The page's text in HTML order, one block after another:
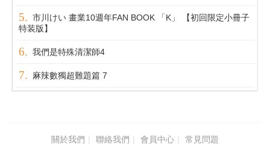
市川けい 畫業10週年FAN BOOK 「K」 【初回限定小冊子
特装版】
我們是特殊清潔師4
麻辣數獨超難題篇 7
關於我們 聯絡我們 會員中心 常見問題